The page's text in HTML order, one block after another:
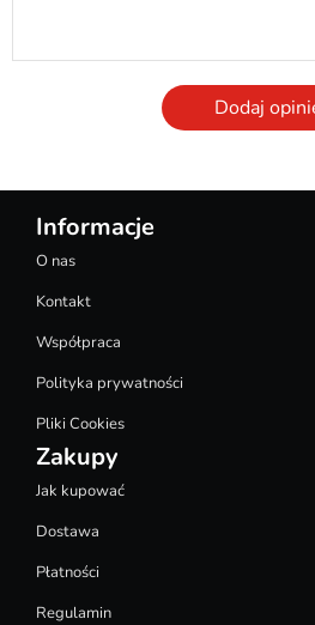
Dodaj
Informacje
O nas
Kontakt
Współpraca
Polityka prywatności
Pliki Cookies
Zakupy
Jak kupować
Dostawa
Płatności
Regulamin